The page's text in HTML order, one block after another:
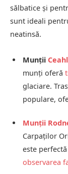
sălbatice și
sunt ideali
neatinsă.
Munții
munți oferă
glaciare.
populare,
Munții
Carpaților
este
observarea